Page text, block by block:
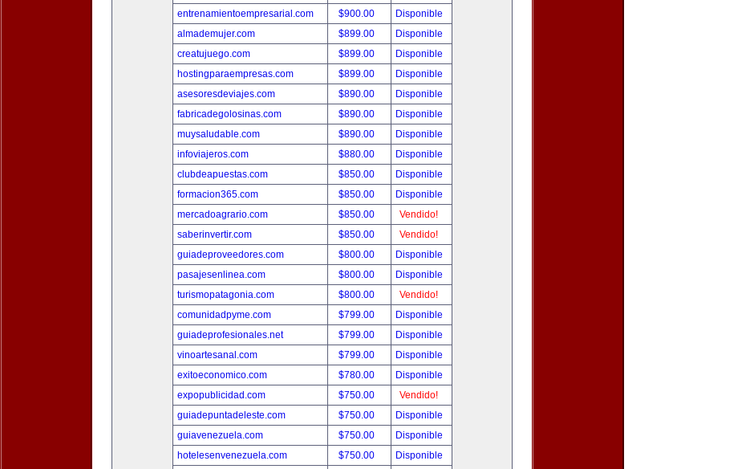
entrenamientoempresarial.com
$900.00
Disponible
almademujer.com
$899.00
Disponible
creatujuego.com
$899.00
Disponible
hostingparaempresas.com
$899.00
Disponible
asesoresdeviajes.com
$890.00
Disponible
fabricadegolosinas.com
$890.00
Disponible
muysaludable.com
$890.00
Disponible
infoviajeros.com
$880.00
Disponible
clubdeapuestas.com
$850.00
Disponible
formacion365.com
$850.00
Disponible
mercadoagrario.com
$850.00
Vendido!
saberinvertir.com
$850.00
Vendido!
guiadeproveedores.com
$800.00
Disponible
pasajesenlinea.com
$800.00
Disponible
turismopatagonia.com
$800.00
Vendido!
comunidadpyme.com
$799.00
Disponible
guiadeprofesionales.net
$799.00
Disponible
vinoartesanal.com
$799.00
Disponible
exitoeconomico.com
$780.00
Disponible
expopublicidad.com
$750.00
Vendido!
guiadepuntadeleste.com
$750.00
Disponible
guiavenezuela.com
$750.00
Disponible
hotelesenvenezuela.com
$750.00
Disponible